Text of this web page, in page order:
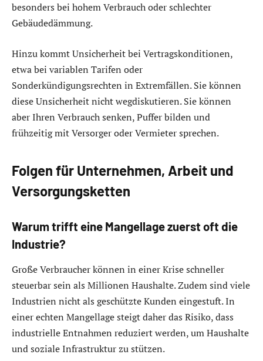
besonders bei hohem Verbrauch oder schlechter
Gebäudedämmung.
Hinzu kommt Unsicherheit bei Vertragskonditionen,
etwa bei variablen Tarifen oder
Sonderkündigungsrechten in Extremfällen. Sie können
diese Unsicherheit nicht wegdiskutieren. Sie können
aber Ihren Verbrauch senken, Puffer bilden und
frühzeitig mit Versorger oder Vermieter sprechen.
Folgen für Unternehmen, Arbeit und
Versorgungsketten
Warum trifft eine Mangellage zuerst oft die
Industrie?
Große Verbraucher können in einer Krise schneller
steuerbar sein als Millionen Haushalte. Zudem sind viele
Industrien nicht als geschützte Kunden eingestuft. In
einer echten Mangellage steigt daher das Risiko, dass
industrielle Entnahmen reduziert werden, um Haushalte
und soziale Infrastruktur zu stützen.